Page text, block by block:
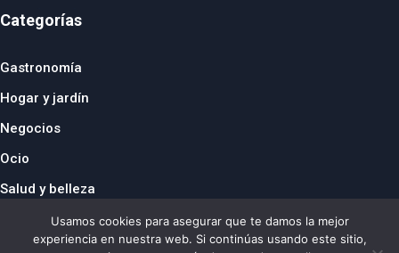
Categorías
Gastronomía
Hogar y jardín
Negocios
Ocio
Salud y belleza
República Checa|Francia|Suiza|Reino Unido |Países
Usamos cookies para asegurar que te damos la mejor
experiencia en nuestra web. Si continúas usando este sitio,